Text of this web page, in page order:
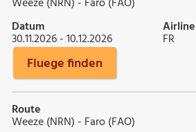
Datum
30.11.2026 - 10.12.2026
Airline
FR
Fluege finden
Route
Weeze (NRN) - Faro (FAO)